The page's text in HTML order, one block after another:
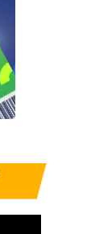
Tocador
de